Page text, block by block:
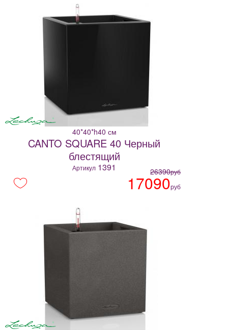
40*40*h40 см
CANTO SQUARE 40 Черный
блестящий
Артикул 1391 26390руб
17090руб